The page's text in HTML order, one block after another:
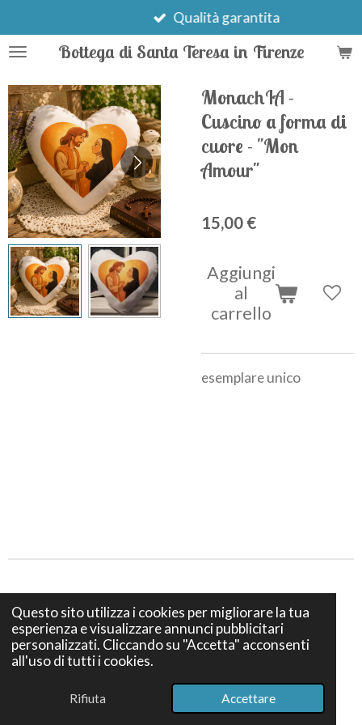
Questo sito utilizza i cookies per migliorare la tua
esperienza e visualizzare annunci pubblicitari
personalizzati. Cliccando su "Accetta" acconsenti
all'uso di tutti i cookies.
Rifiuta Accettare
al
contenutoBottega di Santa Teresa in Firenze
Qualità garantita
MonachIA -
Cuscino a forma di
cuore - "Mon
Amour"
15,00 €
Aggiungi
al
carrello
esemplare unico
Privacy e Cookies policy
Termini e Condizioni di vendita
© 2024 Bottega S. Teresa Firenze - Via dei Bruni 12, 50139
Firenze - P. IVA IT07386740489